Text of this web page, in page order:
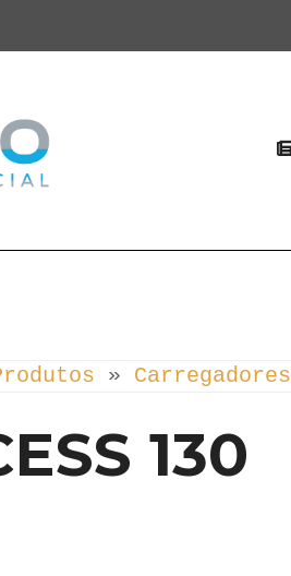
» Carregadores
130